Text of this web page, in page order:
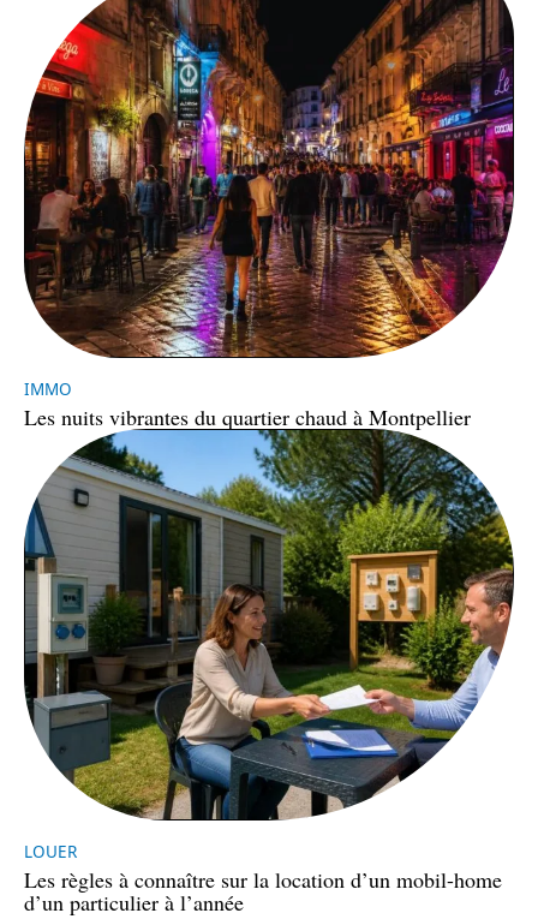
IMMO
Les nuits vibrantes du quartier chaud à Montpellier
LOUER
Les règles à connaître sur la location d’un mobil-home
d’un particulier à l’année